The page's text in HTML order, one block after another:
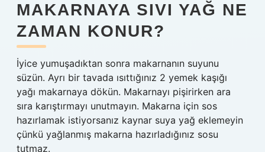
MAKARNAYA SIVI YAĞ NE
ZAMAN KONUR?
İyice yumuşadıktan sonra makarnanın suyunu
süzün. Ayrı bir tavada ısıttığınız 2 yemek kaşığı
yağı makarnaya dökün. Makarnayı pişirirken ara
sıra karıştırmayı unutmayın. Makarna için sos
hazırlamak istiyorsanız kaynar suya yağ eklemeyin
çünkü yağlanmış makarna hazırladığınız sosu
tutmaz.